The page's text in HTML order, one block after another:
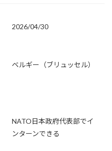
2026/04/30
ベルギー（ブリュッセル）
NATO日本政府代表部でイ
ンターンできる